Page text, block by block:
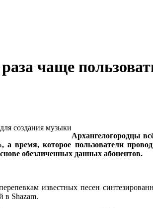
чаще
Архангелогородцы
время, которое пользователи
обезличенных данных абонентов.
известных песен
в Shazam.